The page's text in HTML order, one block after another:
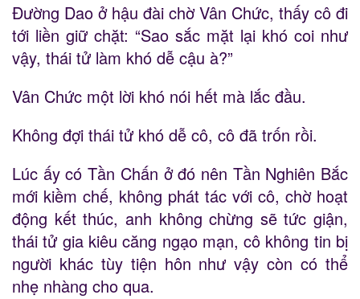
Đường Dao ở hậu đài chờ Vân Chức, thấy cô đi
tới liền giữ chặt: “Sao sắc mặt lại khó coi như
vậy, thái tử làm khó dễ cậu à?”
Vân Chức một lời khó nói hết mà lắc đầu.
Không đợi thái tử khó dễ cô, cô đã trốn rồi.
Lúc ấy có Tần Chấn ở đó nên Tần Nghiên Bắc
mới kiềm chế, không phát tác với cô, chờ hoạt
động kết thúc, anh không chừng sẽ tức giận,
thái tử gia kiêu căng ngạo mạn, cô không tin bị
người khác tùy tiện hôn như vậy còn có thể
nhẹ nhàng cho qua.